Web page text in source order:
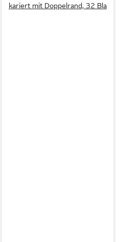
kariert mit Doppelrand, 32 Bla